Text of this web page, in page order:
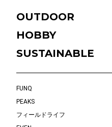
OUTDOOR
HOBBY
SUSTAINABLE
FUNQ
PEAKS
フィールドライフ